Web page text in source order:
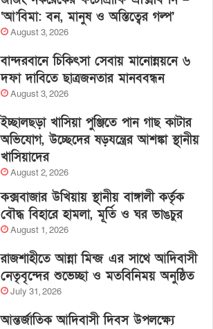
‘আ’বিমা: বন, মানুষ ও অস্তিত্বের গল্প’
August 3, 2026
বান্দরবানে চিকিৎসা সেবায় মানোন্নয়নে ৬
দফা দাবিতে ছাত্রজনতার মানববন্ধন
August 3, 2026
ইচ্ছালছড়া খাসিয়া পুঞ্জিতে পান গাছ কাটার
অভিযোগ, উচ্ছেদের ষড়যন্ত্রের আশঙ্কা স্থানীয়
খাসিয়াদের
August 2, 2026
কক্সবাজার উখিয়ায় স্থানীয় বাঙ্গালী কর্তৃক
বৌদ্ধ বিহারে হামলা, মূর্তি ও ঘর ভাঙচুর
August 1, 2026
রাজশাহীতে আন্না মিন্জ এর সাথে আদিবাসী
নেতৃবৃন্দের শুভেচ্ছা ও মতবিনিময় অনুষ্ঠিত
July 31, 2026
আন্তর্জাতিক আদিবাসী দিবস উপলক্ষ্যে